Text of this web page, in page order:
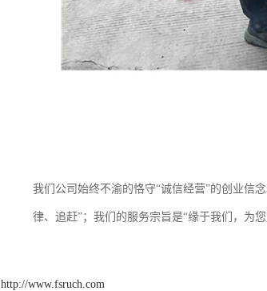
我们公司始终不渝的恪守“诚信经营”的创业信
律、追赶”；我们的服务宗旨是“缘于我们，为您
http://www.fsruch.com